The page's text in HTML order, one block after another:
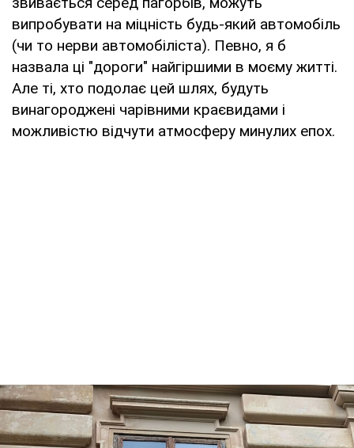
випробувати на міцність будь-який автомобіль
(чи то нерви автомобіліста). Певно, я б
назвала ці "дороги" найгіршими в моєму житті.
Але ті, хто подолає цей шлях, будуть
винагороджені чарівними краєвидами і
можливістю відчути атмосферу минулих епох.